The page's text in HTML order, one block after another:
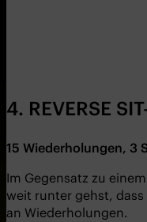
4. REVERSE
15 Wiederholungen, 3
Im Gegensatz zu
weit runter gehst,
an Wiederholungen.